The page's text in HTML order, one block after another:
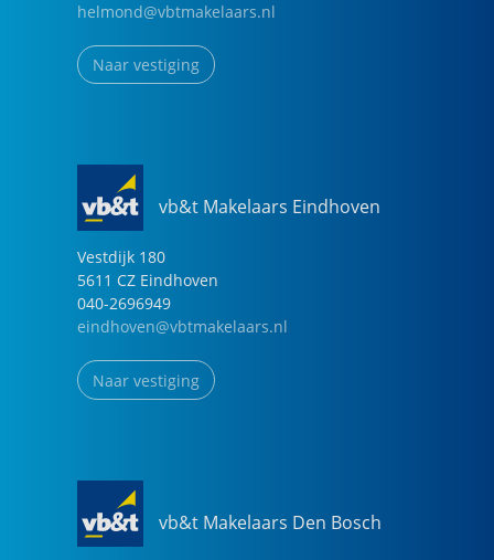
helmond@vbtmakelaars.nl
Naar vestiging
vb&t Makelaars Eindhoven
Vestdijk 180
5611 CZ Eindhoven
040-2696949
eindhoven@vbtmakelaars.nl
Naar vestiging
vb&t Makelaars Den Bosch